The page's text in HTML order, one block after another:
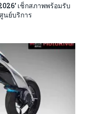
เช็กสภาพพร้อมรับ
นย์บริการ